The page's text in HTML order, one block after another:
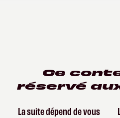
Ce
réservé
La suite dépend de vous